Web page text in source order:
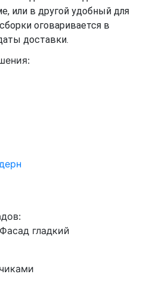
или в другой удобный для
оговаривается в
доставки.
гладкий